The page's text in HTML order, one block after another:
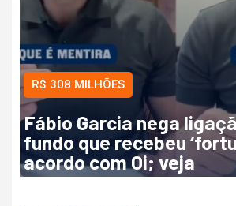
R$ 308 MILHÕES
Fábio Garcia nega
fundo que recebeu
acordo com Oi; veja